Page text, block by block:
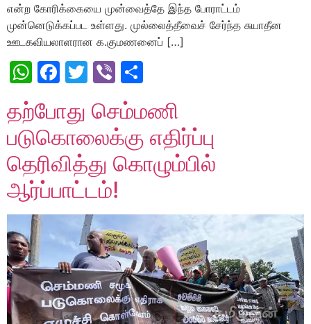
என்ற கோரிக்கையை முன்வைத்தே இந்த போராட்டம்
முன்னெடுக்கப்பட உள்ளது. முல்லைத்தீவைச் சேர்ந்த சுயாதீன
ஊடகவியலாளரான க.குமணனைப் […]
WhatsApp
Facebook
Twitter
Viber
தற்போது செம்மணி
படுகொலைக்கு எதிர்ப்பு
தெரிவித்து கொழும்பில்
ஆர்ப்பாட்டம்!